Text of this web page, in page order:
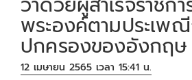
พระองค์ตามประเพ
ปกครองของอังกฤ
12 เมษายน 2565 เวลา 15:41 น.